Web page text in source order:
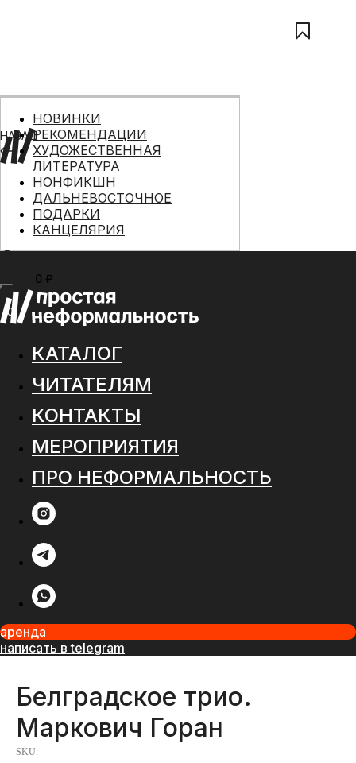
0 ₽
МЕНЮ
0
НАЗАД
НОВИНКИ
РЕКОМЕНДАЦИИ
ХУДОЖЕСТВЕННАЯ
ЛИТЕРАТУРА
НОНФИКШН
ДАЛЬНЕВОСТОЧНОЕ
ПОДАРКИ
КАНЦЕЛЯРИЯ
КАТАЛОГ
ЧИТАТЕЛЯМ
КОНТАКТЫ
МЕРОПРИЯТИЯ
ПРО НЕФОРМАЛЬНОСТЬ
аренда
написать в telegram
Белградское трио.
Маркович Горан
SKU: